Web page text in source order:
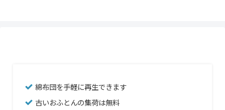
綿布団を手軽に再生できます
古いおふとんの集荷は無料